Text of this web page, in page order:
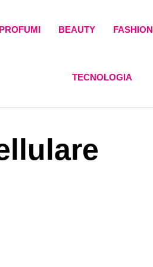
PROFUMI BEAUTY FASHION
TECNOLOGIA